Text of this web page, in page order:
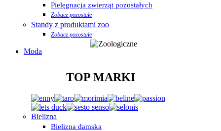
Pielęgnacja zwierząt pozostałych
Zobacz pozostałe
Standy z produktami zoo
Zobacz pozostałe
Moda
TOP MARKI
Bielizna
Bielizna damska